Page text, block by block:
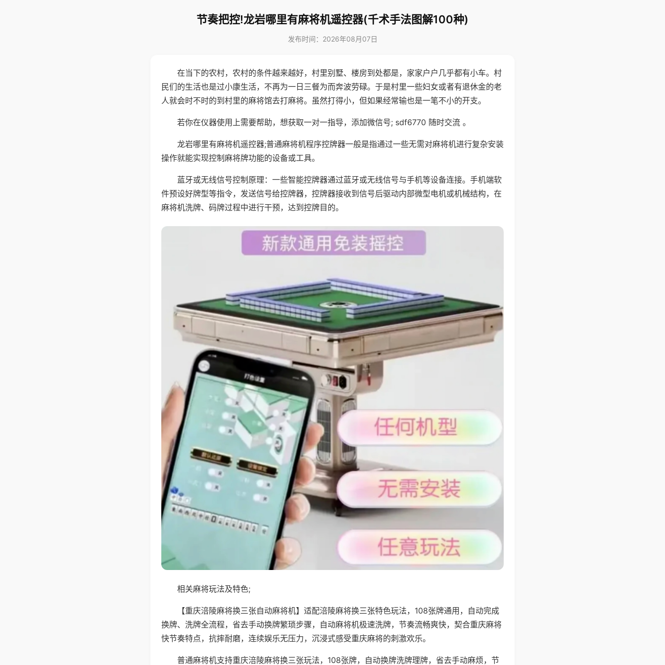
节奏把控!龙岩哪里有麻将机遥控器(千术手法图解100种)
发布时间：2026年08月07日
在当下的农村，农村的条件越来越好，村里别墅、楼房到处都是，家家户户几乎都有小车。村
民们的生活也是过小康生活，不再为一日三餐为而奔波劳碌。于是村里一些妇女或者有退休金的老
人就会时不时的到村里的麻将馆去打麻将。虽然打得小，但如果经常输也是一笔不小的开支。
若你在仪器使用上需要帮助，想获取一对一指导，添加微信号; sdf6770 随时交流 。
龙岩哪里有麻将机遥控器;普通麻将机程序控牌器一般是指通过一些无需对麻将机进行复杂安装
操作就能实现控制麻将牌功能的设备或工具。
蓝牙或无线信号控制原理：一些智能控牌器通过蓝牙或无线信号与手机等设备连接。手机端软
件预设好牌型等指令，发送信号给控牌器，控牌器接收到信号后驱动内部微型电机或机械结构，在
麻将机洗牌、码牌过程中进行干预，达到控牌目的。
相关麻将玩法及特色;
【重庆涪陵麻将换三张自动麻将机】适配涪陵麻将换三张特色玩法，108张牌通用，自动完成
换牌、洗牌全流程，省去手动换牌繁琐步骤，自动麻将机极速洗牌，节奏流畅爽快，契合重庆麻将
快节奏特点，抗摔耐磨，连续娱乐无压力，沉浸式感受重庆麻将的刺激欢乐。
普通麻将机支持重庆涪陵麻将换三张玩法，108张牌，自动换牌洗牌理牌，省去手动麻烦，节